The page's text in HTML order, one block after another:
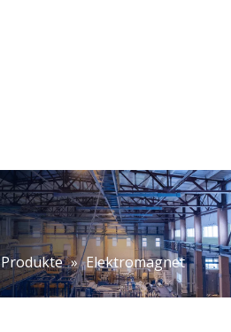
Produkte » Elektromagnet